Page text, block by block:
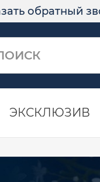
обратный
ЭКСКЛЮЗИВ